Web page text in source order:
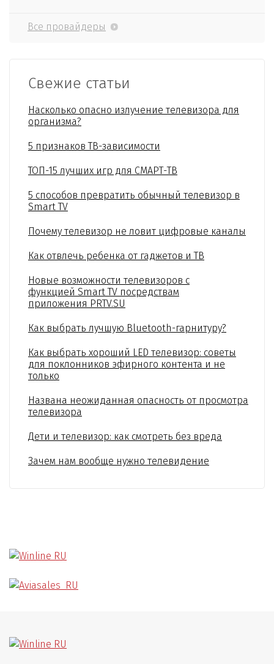
Все провайдеры
Свежие статьи
Насколько опасно излучение телевизора для
организма?
5 признаков ТВ-зависимости
ТОП-15 лучших игр для СМАРТ-ТВ
5 способов превратить обычный телевизор в
Smart TV
Почему телевизор не ловит цифровые каналы
Как отвлечь ребенка от гаджетов и ТВ
Новые возможности телевизоров с
функцией Smart TV посредствам
приложения PRTV.SU
Как выбрать лучшую Bluetooth-гарнитуру?
Как выбрать хороший LED телевизор: советы
для поклонников эфирного контента и не
только
Названа неожиданная опасность от просмотра
телевизора
Дети и телевизор: как смотреть без вреда
Зачем нам вообще нужно телевидение